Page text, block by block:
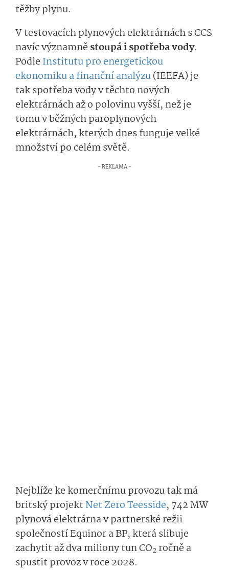
těžby plynu.
V testovacích plynových elektrárnách s CCS
navíc významněstoupá i spotřeba vody.
PodleInstitutu pro energetickou
ekonomiku a finanční analýzu(IEEFA) je
tak spotřeba vody v těchto nových
elektrárnách až o polovinu vyšší, než je
tomu v běžných paroplynových
elektrárnách, kterých dnes funguje velké
množství po celém světě.
Nejblíže ke komerčnímu provozu tak má
britský projekt Net Zero Teesside, 742 MW
plynová elektrárna v partnerské režii
společností Equinor a BP, která slibuje
zachytit až dva miliony tun CO2 ročně a
spustit provoz v roce 2028.